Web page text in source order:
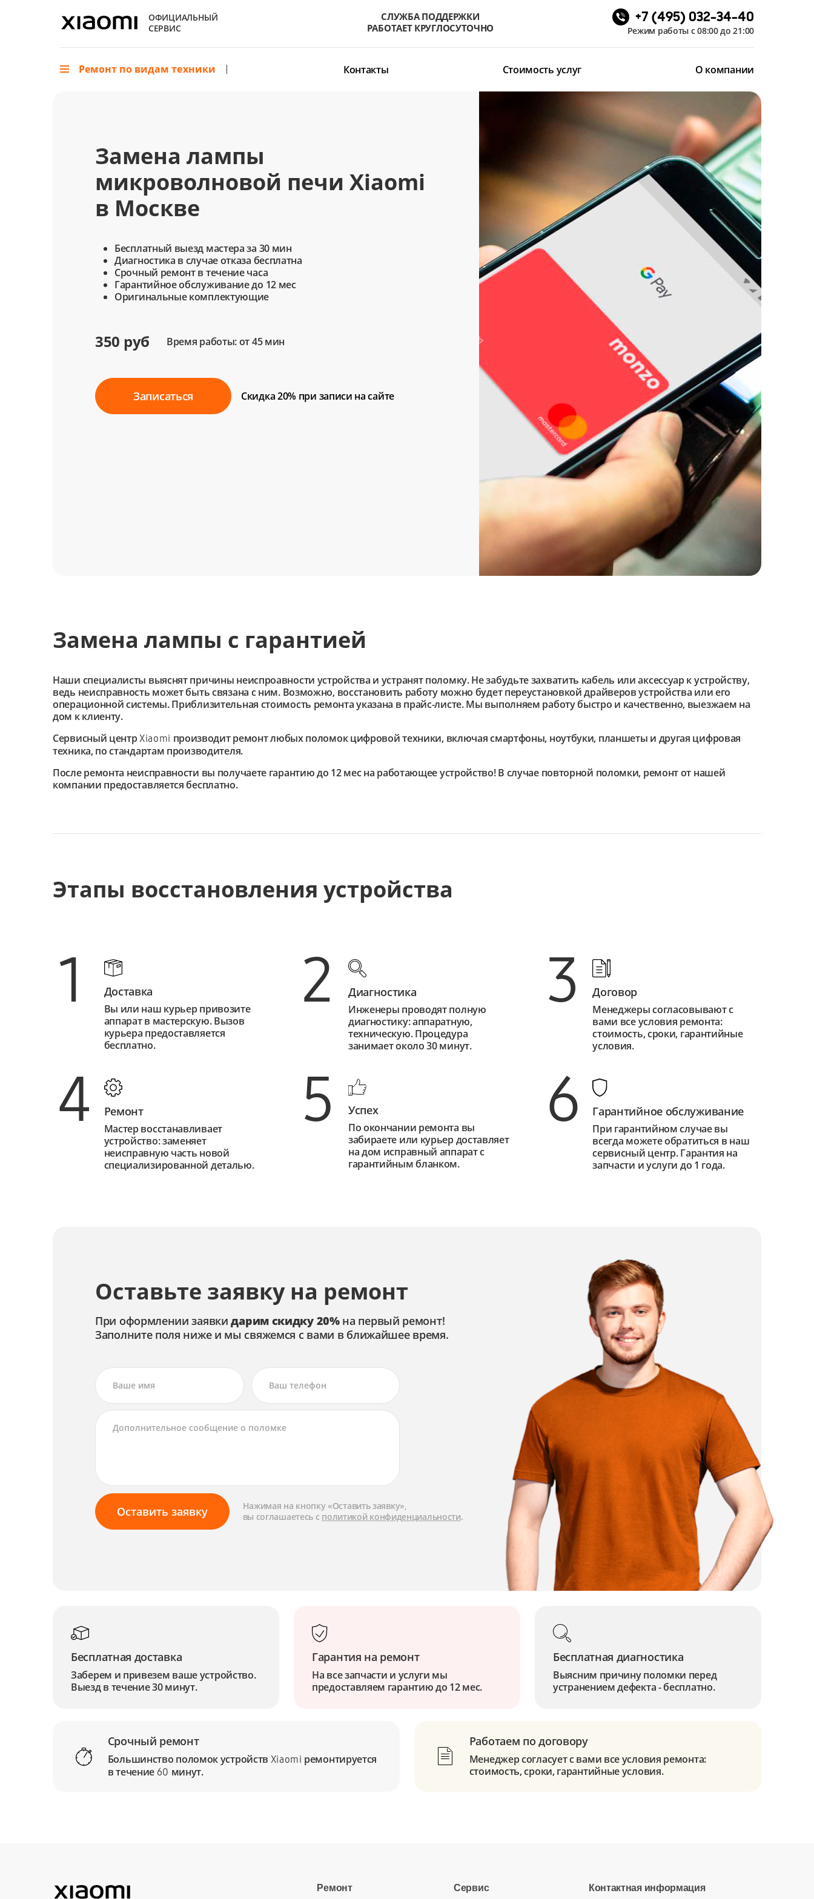
ОФИЦИАЛЬНЫЙ
СЕРВИС
СЛУЖБА ПОДДЕРЖКИ
РАБОТАЕТ КРУГЛОСУТОЧНО
+7 (495) 032-34-40
Режим работы с 08:00 до 21:00
Ремонт по видам техники Контакты Стоимость услуг О компании
Замена лампы
микроволновой печи Xiaomi
в Москве
Бесплатный выезд мастера за 30 мин
Диагностика в случае отказа бесплатна
Срочный ремонт в течение часа
Гарантийное обслуживание до 12 мес
Оригинальные комплектующие
350 руб Время работы: от 45 мин
Записаться Скидка 20% при записи на сайте
Замена лампы с гарантией
Наши специалисты выяснят причины неиспроавности устройства и устранят поломку. Не забудьте захватить кабель или аксессуар к устройству,
ведь неисправность может быть связана с ним. Возможно, восстановить работу можно будет переустановкой драйверов устройства или его
операционной системы. Приблизительная стоимость ремонта указана в прайс-листе. Мы выполняем работу быстро и качественно, выезжаем на
дом к клиенту.
Сервисный центрXiaomi производит ремонт любых поломок цифровой техники, включая смартфоны, ноутбуки, планшеты и другая цифровая
техника, по стандартам производителя.
После ремонта неисправности вы получаете гарантию до 12 мес на работающее устройство! В случае повторной поломки, ремонт от нашей
компании предоставляется бесплатно.
Этапы восстановления устройства
1 Доставка
Вы или наш курьер привозите
аппарат в мастерскую. Вызов
курьера предоставляется
бесплатно.
2 Диагностика
Инженеры проводят полную
диагностику: аппаратную,
техническую. Процедура
занимает около 30 минут.
3 Договор
Менеджеры согласовывают с
вами все условия ремонта:
стоимость, сроки, гарантийные
условия.
4 Ремонт
Мастер восстанавливает
устройство: заменяет
неисправную часть новой
специализированной деталью.
5 Успех
По окончании ремонта вы
забираете или курьер доставляет
на дом исправный аппарат с
гарантийным бланком.
6 Гарантийное обслуживание
При гарантийном случае вы
всегда можете обратиться в наш
сервисный центр. Гарантия на
запчасти и услуги до 1 года.
Оставьте заявку на ремонт
При оформлении заявкидарим скидку 20%на первый ремонт!
Заполните поля ниже и мы свяжемся с вами в ближайшее время.
Оставить заявку
Нажимая на кнопку «Оставить заявку»,
вы соглашаетесь с политикой конфиденциальности.
Бесплатная доставка
Заберем и привезем ваше устройство.
Выезд в течение 30 минут.
Гарантия на ремонт
На все запчасти и услуги мы
предоставляем гарантию до 12 мес.
Бесплатная диагностика
Выясним причину поломки перед
устранением дефекта - бесплатно.
Срочный ремонт
Большинство поломок устройств Xiaomi ремонтируется
в течение 60 минут.
Работаем по договору
Менеджер согласует с вами все условия ремонта:
стоимость, сроки, гарантийные условия.
Ремонт Сервис Контактная информация